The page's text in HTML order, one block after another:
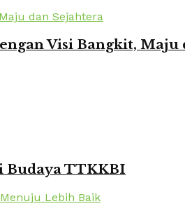
Visi Bangkit, Maju
Budaya TTKKBI